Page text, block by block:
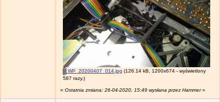
WP_20200407_014.jpg (126.14 kB, 1200x674 - wyświetlony
587 razy.)
« Ostatnia zmiana: 26-04-2020, 15:49 wysłana przez Hammer»